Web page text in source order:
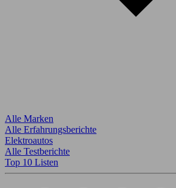
Alle Marken
Alle Erfahrungsberichte
Elektroautos
Alle Testberichte
Top 10 Listen